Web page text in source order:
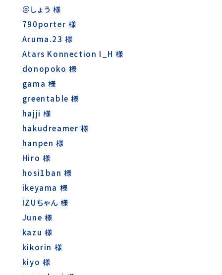
＠しょう 様
790porter 様
Aruma.23 様
Atars Konnection I_H 様
donopoko 様
gama 様
greentable 様
hajji 様
hakudreamer 様
hanpen 様
Hiro 様
hosi1ban 様
ikeyama 様
IZUちゃん 様
June 様
kazu 様
kikorin 様
kiyo 様